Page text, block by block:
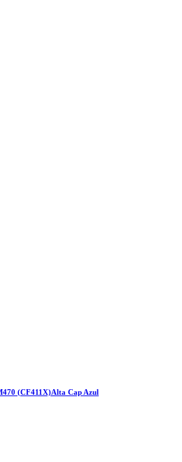
(CF411X)Alta Cap Azul